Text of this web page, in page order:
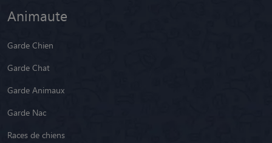
Animaute
Garde Chien
Garde Chat
Garde Animaux
Garde Nac
Races de chiens